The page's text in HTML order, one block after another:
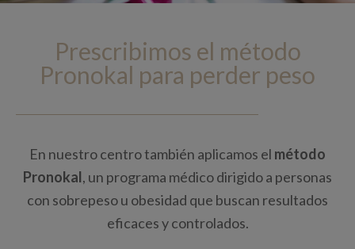
Prescribimos el método
Pronokal para perder peso
En nuestro centro también aplicamos el método
Pronokal, un programa médico dirigido a personas
con sobrepeso u obesidad que buscan resultados
eficaces y controlados.